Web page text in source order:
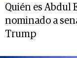
Quién es Abdul
nominado a
Trump